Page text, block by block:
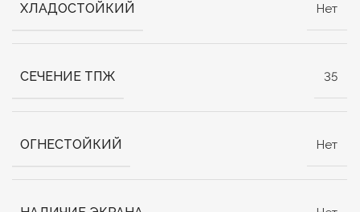
ХЛАДОСТОЙКИЙ Нет
СЕЧЕНИЕ ТПЖ 35
ОГНЕСТОЙКИЙ Нет